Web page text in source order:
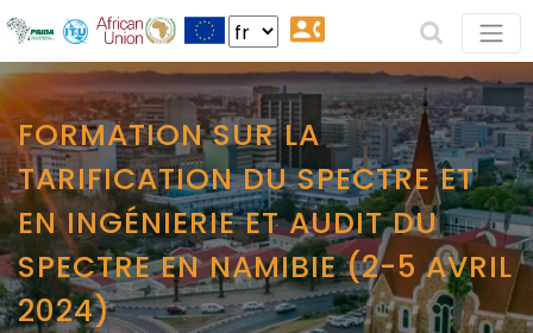
FORMATION SUR LA
TARIFICATION DU SPECTRE ET
EN INGÉNIERIE ET AUDIT DU
SPECTRE EN NAMIBIE (2-5 AVRIL
2024)